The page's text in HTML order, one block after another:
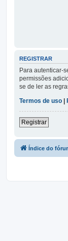
REGISTRAR
Para autenticar-
permissões
se de ler as
Termos de uso
Registrar
Índice do